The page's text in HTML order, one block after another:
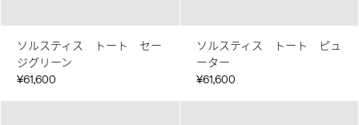
ソルスティス トート セー
ジグリーン
¥61,600
ソルスティス トート ピュ
ーター
¥61,600